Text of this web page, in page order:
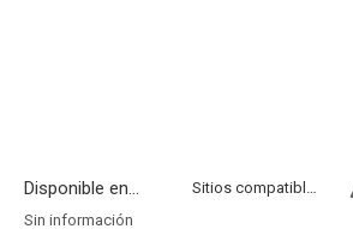
Disponible en...
Sitios compatibles
Sin información